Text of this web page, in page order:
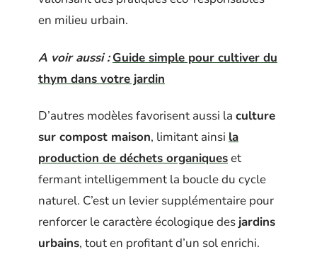
en milieu urbain.
A voir aussi : Guide simple pour cultiver du
thym dans votre jardin
D’autres modèles favorisent aussi la culture
sur compost maison, limitant ainsi la
production de déchets organiqueset
fermant intelligemment la boucle du cycle
naturel. C’est un levier supplémentaire pour
renforcer le caractère écologique des jardins
urbains, tout en profitant d’un sol enrichi.